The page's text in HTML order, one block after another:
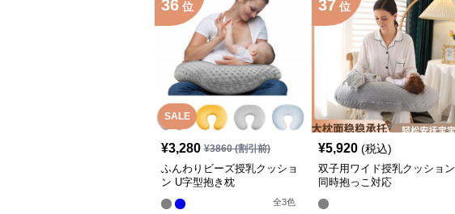
SALE
36 位
¥3,280 ¥3860(割引前)
ふんわりビーズ授乳クッショ
ン U字型抱き枕
全3色
37 位
¥5,920 (税込)
双子用ワイド授乳クッション
同時抱っこ対応